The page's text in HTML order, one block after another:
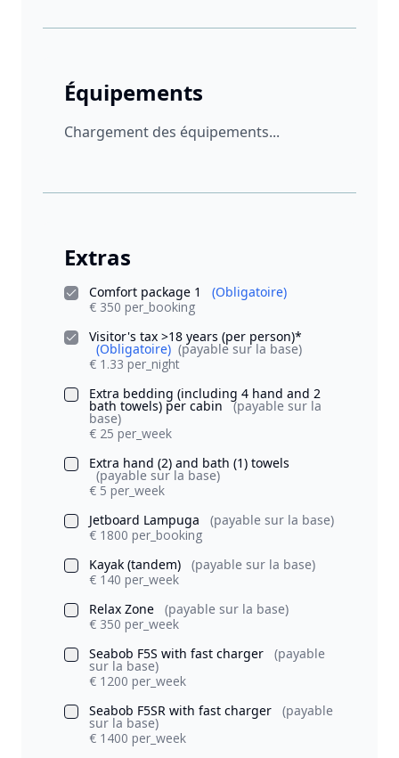
Équipements
Chargement des équipements...
Extras
Comfort package 1
(Obligatoire)
€ 350 per_booking
Visitor's tax >18 years (per person)*
(Obligatoire) (payable sur la base)
€ 1.33 per_night
Extra bedding (including 4 hand and 2
bath towels) per cabin (payable sur la
base)
€ 25 per_week
Extra hand (2) and bath (1) towels
(payable sur la base)
€ 5 per_week
Jetboard Lampuga
(payable sur la base)
€ 1800 per_booking
Kayak (tandem)
(payable sur la base)
€ 140 per_week
Relax Zone
(payable sur la base)
€ 350 per_week
Seabob F5S with fast charger
(payable
sur la base)
€ 1200 per_week
Seabob F5SR with fast charger
(payable
sur la base)
€ 1400 per_week